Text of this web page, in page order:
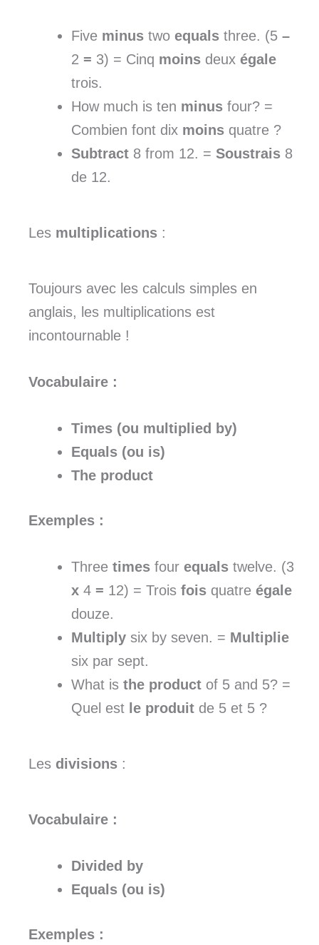
Five minus two equals three. (5 –
2 = 3) = Cinq moins deux égale
trois.
How much is ten minus four? =
Combien font dix moins quatre ?
Subtract 8 from 12. = Soustrais 8
de 12.
Les multiplications :
Toujours avec les calculs simples en
anglais, les multiplications est
incontournable !
Vocabulaire :
Times (ou multiplied by)
Equals (ou is)
The product
Exemples :
Three times four equals twelve. (3
x 4 = 12) = Trois fois quatre égale
douze.
Multiply six by seven. = Multiplie
six par sept.
What is the product of 5 and 5? =
Quel est le produit de 5 et 5 ?
Les divisions :
Vocabulaire :
Divided by
Equals (ou is)
Exemples :